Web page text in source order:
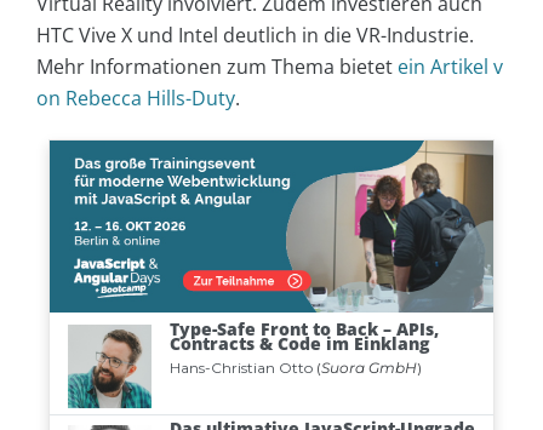
HTC Vive X und Intel deutlich in die VR-Industrie.
Mehr Informationen zum Thema bietet ein Artikel v
on Rebecca Hills-Duty.